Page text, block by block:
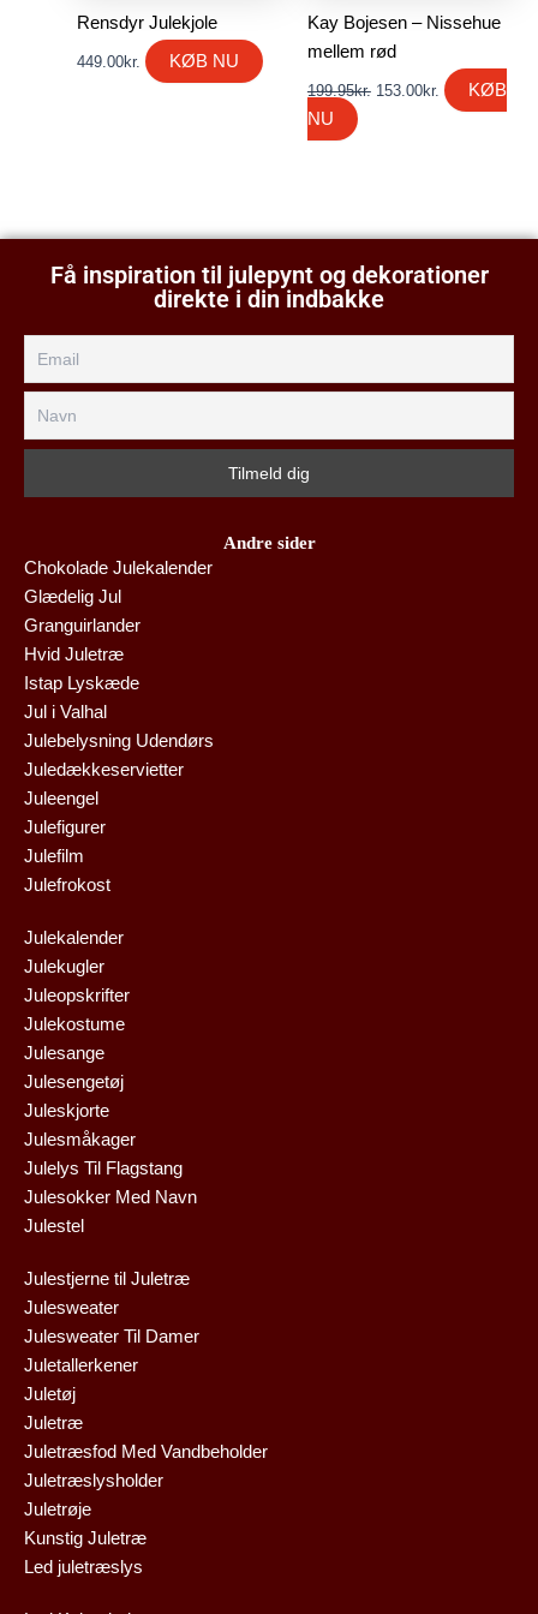
Rensdyr Julekjole
449.00kr. KØB NU
Kay Bojesen – Nissehue
mellem rød
199.95kr. 153.00kr.
KØB
NU
Få inspiration til julepynt og dekorationer
direkte i din indbakke
Andre sider
Chokolade Julekalender
Glædelig Jul
Granguirlander
Hvid Juletræ
Istap Lyskæde
Jul i Valhal
Julebelysning Udendørs
Juledækkeservietter
Juleengel
Julefigurer
Julefilm
Julefrokost
Julekalender
Julekugler
Juleopskrifter
Julekostume
Julesange
Julesengetøj
Juleskjorte
Julesmåkager
Julelys Til Flagstang
Julesokker Med Navn
Julestel
Julestjerne til Juletræ
Julesweater
Julesweater Til Damer
Juletallerkener
Juletøj
Juletræ
Juletræsfod Med Vandbeholder
Juletræslysholder
Juletrøje
Kunstig Juletræ
Led juletræslys